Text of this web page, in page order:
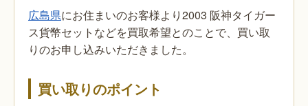
広島県にお住まいのお客様より2003 阪神タイガー
ス貨幣セットなどを買取希望とのことで、買い取
りのお申し込みいただきました。
買い取りのポイント